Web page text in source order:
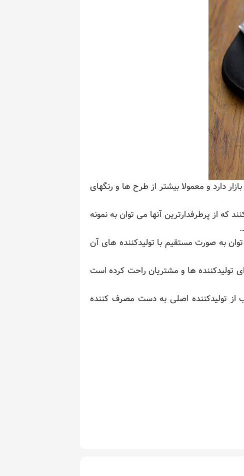
دارد و معمولا بیشتر از طرح ها و رنگهای
که از پرطرفدارترین آنها می توان به نمونه
به صورت مستقیم با تولیدکننده های آن
تولیدکننده ها و مشتریان راحت کرده است
از تولیدکننده اصلی به دست مصرف کننده